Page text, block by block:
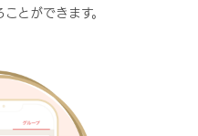
とができます。